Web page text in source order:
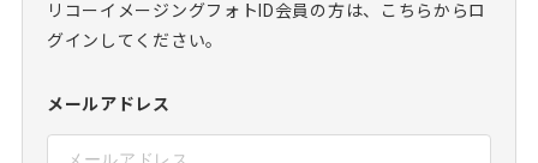
開リコーイメージングフォトID会員の方は、こちらからロ
グインしてください。
メールアドレス